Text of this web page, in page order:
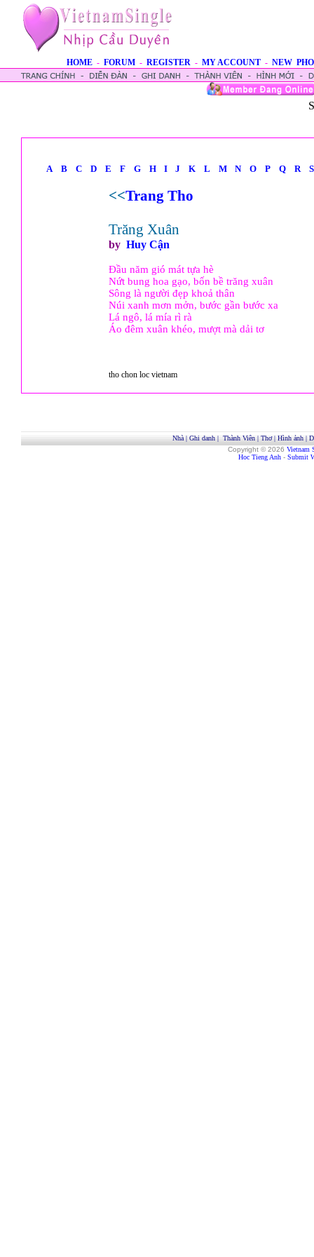
HOME - FORUM - REGISTER - MY ACCOUNT - NEW
A B C D E F G H I J K L M N O P Q R S
<<Trang Tho
Trăng Xuân
by Huy Cận
Đầu năm gió mát tựa hè
Nứt bung hoa gạo, bốn bề trăng xuân
Sông là người đẹp khoả thân
Núi xanh mơn mởn, bước gần bước xa
Lá ngô, lá mía rì rà
Áo đêm xuân khéo, mượt mà dải tơ
tho chon loc vietnam
Nhà| Ghi danh| Thành Viên| Thơ| Hình ảnh|
Copyright © 2026 Vietnam
Hoc Tieng Anh - Submit